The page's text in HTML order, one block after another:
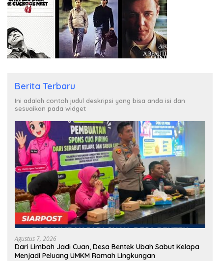
Berita Terbaru
Ini adalah contoh judul deskripsi yang bisa anda isi dan
sesuaikan pada widget
Agustus 7, 2026
Dari Limbah Jadi Cuan, Desa Bentek Ubah Sabut Kelapa
Menjadi Peluang UMKM Ramah Lingkungan